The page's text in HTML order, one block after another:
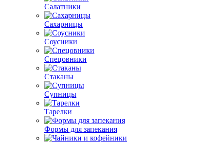
Салатники
Сахарницы
Соусники
Спецовники
Стаканы
Супницы
Тарелки
Формы для запекания